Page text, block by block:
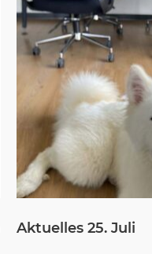
Aktuelles 25. Juli